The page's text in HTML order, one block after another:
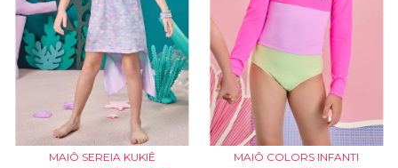
MAIÔ SEREIA KUKIÊ
MAIÔ COLORS INFANTI